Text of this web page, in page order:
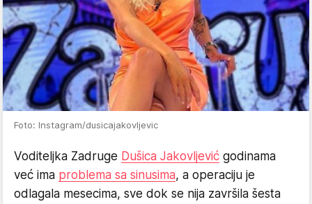
Foto: Instagram/dusicajakovljevic
Voditeljka Zadruge Dušica Jakovljević godinama
već ima problema sa sinusima, a operaciju je
odlagala mesecima, sve dok se nija završila šesta